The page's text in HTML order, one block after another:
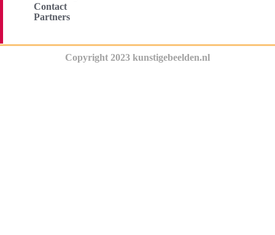
Contact
Partners
Copyright 2023 kunstigebeelden.nl